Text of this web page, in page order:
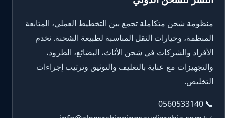
منظومة شحن متكاملة تجمع بين التخطيط العملي، المتابعة
المنظمة، وخيارات النقل المناسبة لطبيعة الشحنة. نخدم
الأفراد والشركات في شحن الأثاث، البضائع، الطرود،
والتجهيزات مع عناية بالتغليف والتوثيق وترتيب إجراءات
التخليص.
📞
0560533140